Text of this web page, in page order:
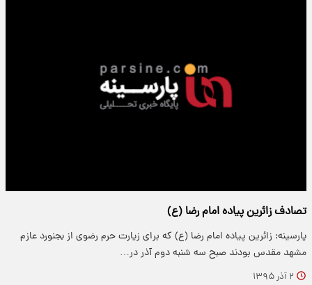
تصادف زائرین پیاده امام رضا (ع)
پارسینه: زائرین پیاده امام رضا (ع) که برای زیارت حرم رضوی از بجنورد عازم
مشهد مقدس بودند صبح سه شنبه دوم آذر در…
۲ آذر ۱۳۹۵